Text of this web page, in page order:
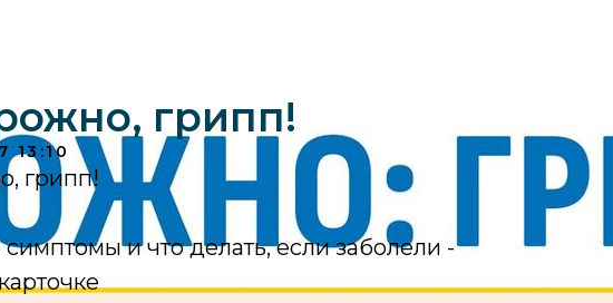
грипп!
13:10
грипп!
и что делать, если заболели -